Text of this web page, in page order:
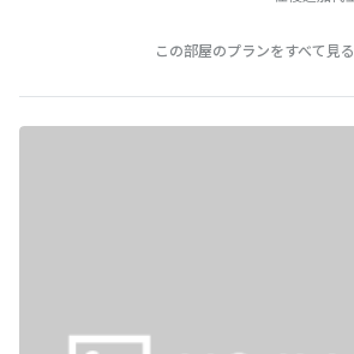
この部屋のプランをすべて見る